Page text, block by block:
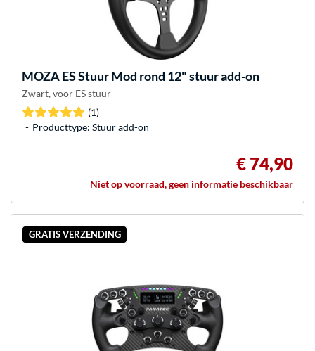
MOZAES Stuur Mod rond 12" stuur add-on
Zwart, voor ES stuur
(1)
Producttype: Stuur add-on
€ 74,90
Niet op voorraad, geen informatie beschikbaar
GRATIS VERZENDING